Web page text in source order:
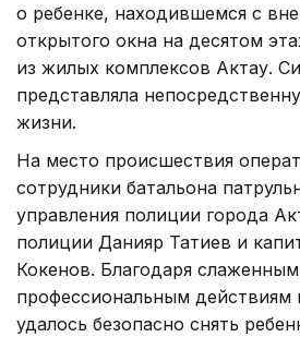
о ребенке, находившемся с
открытого окна на десятом
из жилых комплексов Актау.
представляла
жизни.
На место происшествия
сотрудники батальона
управления полиции города
полиции Данияр Татиев и
Кокенов. Благодаря
профессиональным действиям
удалось безопасно снять